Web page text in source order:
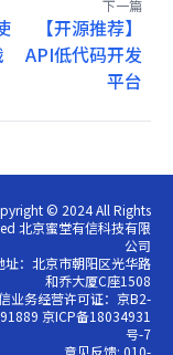
下一篇
【开源推荐】
API低代码开发
平台
© 2024 All Rights
北京蜜堂有信科技有限
公司
址：北京市朝阳区光华路
和乔大厦C座1508
业务经营许可证：京B2-
京ICP备18034931
号-7
意见反馈: 010-